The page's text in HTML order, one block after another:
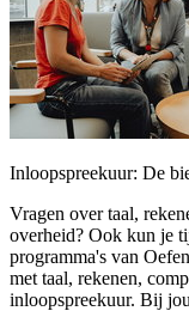
Inloopspreekuur: De
Vragen over taal,
overheid? Ook kun je
programma's van
met taal, rekenen,
inloopspreekuur. Bij